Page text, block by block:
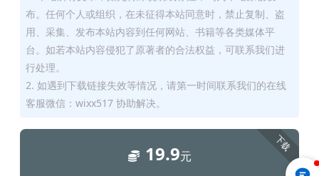
布。任何个人或组织，在未征得本站同意时，禁止复制、盗
用、采集、发布本站内容到任何网站、书籍等各类媒体平
台。如若本站内容侵犯了原著者的合法权益，可联系我们进
行处理。
2. 如遇到下载链接失效等情况，请第一时间联系我们的在线
客服微信：wixx517 协助解决。
下载
19.9元